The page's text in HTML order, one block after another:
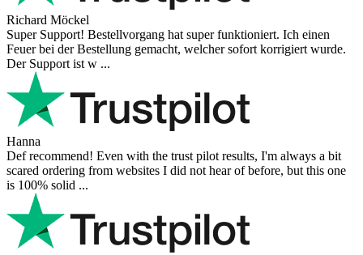
Richard Möckel
Super Support! Bestellvorgang hat super funktioniert. Ich einen
Feuer bei der Bestellung gemacht, welcher sofort korrigiert wurde.
Der Support ist w ...
Hanna
Def recommend! Even with the trust pilot results, I'm always a bit
scared ordering from websites I did not hear of before, but this one
is 100% solid ...